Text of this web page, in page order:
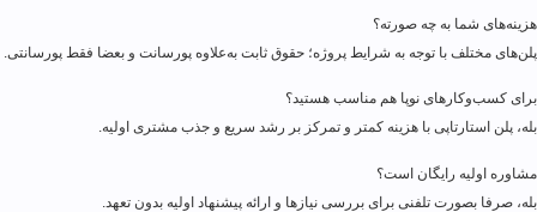
هزینه‌های شما به چه صورته؟
پلن‌های مختلف با توجه به شرایط پروژه؛ حقوق ثابت به‌علاوه پورسانت و بعضا فقط پورسانتی.
برای کسب‌وکارهای نوپا هم مناسب هستید؟
بله، پلن استارتاپی با هزینه کمتر و تمرکز بر رشد سریع و جذب مشتری اولیه.
مشاوره اولیه رایگان است؟
بله، صرفا بصورت تلفنی برای بررسی نیازها و ارائه پیشنهاد اولیه بدون تعهد.